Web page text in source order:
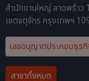
สำนักงานใหญ่ ลาดพร้าว
เขตจตุจักร กรุงเทพฯ
เลขอนุญาตประกอบธุร
สาขาทั้งหมด